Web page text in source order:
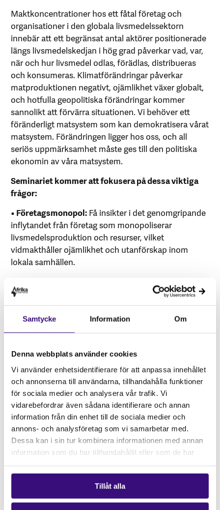
Samtycke Information Om
Denna webbplats använder cookies
Vi använder enhetsidentifierare för att anpassa innehållet
och annonserna till användarna, tillhandahålla funktioner
för sociala medier och analysera vår trafik. Vi
vidarebefordrar även sådana identifierare och annan
information från din enhet till de sociala medier och
annons- och analysföretag som vi samarbetar med.
Dessa kan i sin tur kombinera informationen med annan
information som du har tillhandahållit eller som de har
Tillåt alla
Maktkoncentrationer hos ett fåtal företag och
organisationer i den globala livsmedelssektorn
innebär att ett begränsat antal aktörer positionerade
längs livsmedelskedjan i hög grad påverkar vad, var,
när och hur livsmedel odlas, förädlas, distribueras
och konsumeras. Klimatförändringar påverkar
matproduktionen negativt, ojämlikhet växer globalt,
och hotfulla geopolitiska förändringar kommer
sannolikt att förvärra situationen. Vi behöver ett
föränderligt matsystem som kan demokratisera vårat
matsystem. Förändringen ligger hos oss, och all
seriös uppmärksamhet måste ges till den politiska
ekonomin av våra matsystem.
Seminariet kommer att fokusera på dessa viktiga
frågor:
• Företagsmonopol: Få insikter i det genomgripande
inflytandet från företag som monopoliserar
livsmedelsproduktion och resurser, vilket
vidmakthåller ojämlikhet och utanförskap inom
lokala samhällen.
mellan klimatförändringar och land grabbing,
eftersom afrikanska länder håller på att bli ett
huvudmål för koldioxidkreditsystem, vilket förvärrar
miljöförstöring och sociala orättvisor.
Följ med oss när vi utmanar status quo, förespråkar
rättvisa och arbetar för att bygga ett mer rättvist och
hållbart livsmedelssystem. Tillsammans kan vi
förstärka röster, katalysera förändring och skapa en
ljusare framtid för alla!
Moderator: Göteborg Afrikagrupperna
Panelmedlemmar:Internationella gäster och
representanter från La Vía Campesina: Christine
Nabwami från ESAFF Uganda och Brenda Muronda
(LVC sekretariat) från Zimbabwe.
Sal 304, Viktoriahuset